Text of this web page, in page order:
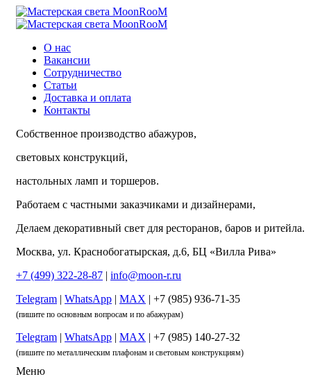
О нас
Вакансии
Сотрудничество
Статьи
Доставка и оплата
Контакты
Собственное производство абажуров,
световых конструкций,
настольных ламп и торшеров.
Работаем с частными заказчиками и дизайнерами,
Делаем декоративный свет для ресторанов, баров и ритейла.
Москва, ул. Краснобогатырская, д.6, БЦ «Вилла Рива»
+7 (499) 322-28-87 | info@moon-r.ru
Telegram | WhatsApp | MAX | +7 (985) 936-71-35
(пишите по основным вопросам и по абажурам)
Telegram | WhatsApp | MAX | +7 (985) 140-27-32
(пишите по металлическим плафонам и световым конструкциям)
Меню